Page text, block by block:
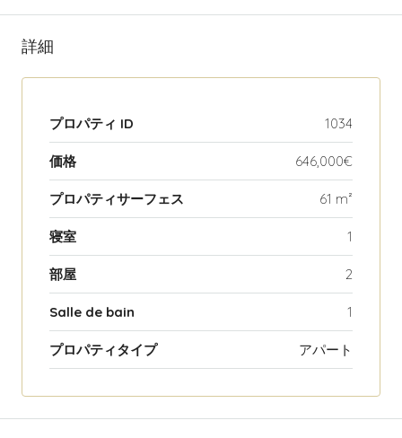
詳細
プロパティ ID 1034
価格 646,000€
プロパティサーフェス 61 m²
寝室 1
部屋 2
Salle de bain 1
プロパティタイプ アパート